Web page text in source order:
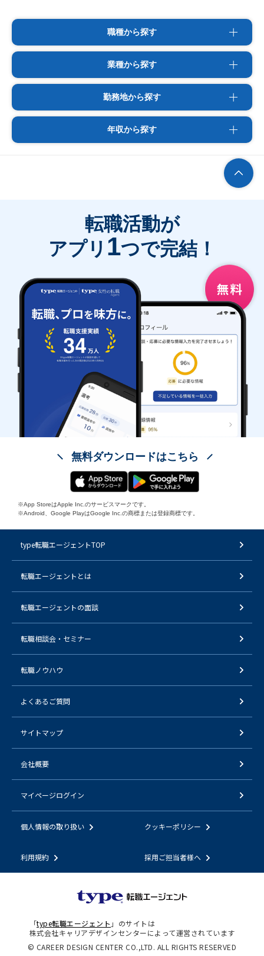
職種から探す
業種から探す
勤務地から探す
年収から探す
転職活動が
アプリ 1つで完結！
無料ダウンロードはこちら
※App StoreはApple Inc.のサービスマークです。
※Android、Google PlayはGoogle Inc.の商標または登録商標です。
type転職エージェントTOP
転職エージェントとは
転職エージェントの面談
転職相談会・セミナー
転職ノウハウ
よくあるご質問
サイトマップ
会社概要
マイページログイン
個人情報の取り扱い クッキーポリシー
利用規約 採用ご担当者様へ
「type転職エージェント 」のサイトは
株式会社キャリアデザインセンターによって運営されています
© CAREER DESIGN CENTER CO.,LTD. ALL RIGHTS RESERVED